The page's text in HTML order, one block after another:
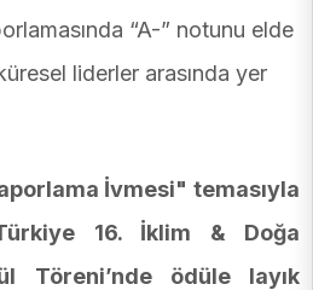
“A-” notunu elde
liderler arasında yer
İvmesi" temasıyla
16. İklim & Doğa
Töreni’nde ödüle layık